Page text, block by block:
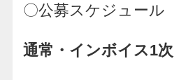
〇公募スケジュール
通常・インボイス